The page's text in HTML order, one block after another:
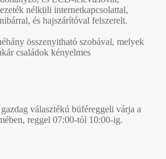
nélküli internetkapcsolattal,
és hajszárítóval felszerelt.
összenyitható szobával, melyek
családok kényelmes
választékú büféreggeli várja a
reggel 07:00-tól 10:00-ig.